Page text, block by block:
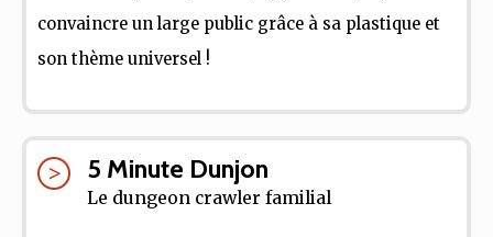
convaincre un large public grâce à sa plastique et
son thème universel !
5 Minute Dunjon
Le dungeon crawler familial